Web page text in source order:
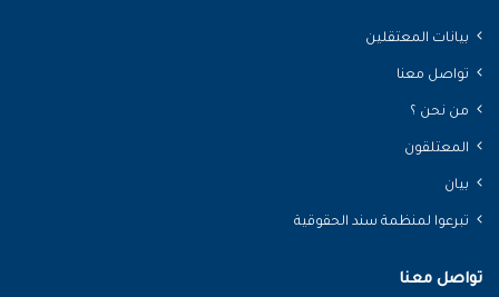
بيانات المعتقلين
تواصل معنا
من نحن ؟
المعتلقون
بيان
تبرعوا لمنظمة سند الحقوقية
تواصل معنا